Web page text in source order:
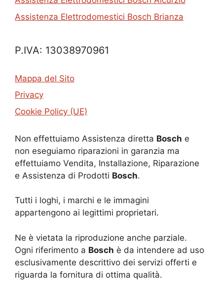
Assistenza Elettrodomestici Bosch Brianza
P.IVA: 13038970961
Mappa del Sito
Privacy
Cookie Policy (UE)
Non effettuiamo Assistenza diretta Bosch e
non eseguiamo riparazioni in garanzia ma
effettuiamo Vendita, Installazione, Riparazione
e Assistenza di Prodotti Bosch.
Tutti i loghi, i marchi e le immagini
appartengono ai legittimi proprietari.
Ne è vietata la riproduzione anche parziale.
Ogni riferimento a Bosch è da intendere ad uso
esclusivamente descrittivo dei servizi offerti e
riguarda la fornitura di ottima qualità.